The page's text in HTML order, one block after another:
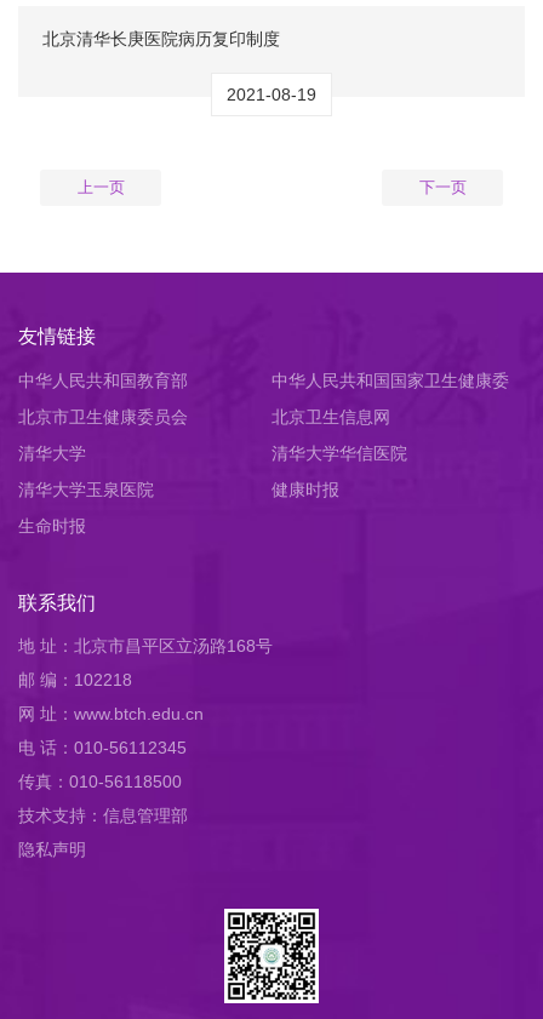
北京清华长庚医院病历复印制度
2021-08-19
上一页 下一页
友情链接
中华人民共和国教育部
中华人民共和国国家卫生健康委
员会
北京市卫生健康委员会
北京卫生信息网
清华大学
清华大学华信医院
清华大学玉泉医院
健康时报
生命时报
联系我们
地 址：北京市昌平区立汤路168号
邮 编：102218
网 址：www.btch.edu.cn
电 话：010-56112345
传真：010-56118500
技术支持：信息管理部
隐私声明